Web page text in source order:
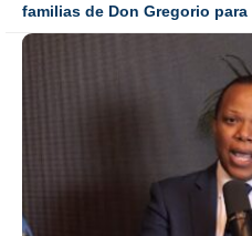
familias de Don Gregorio